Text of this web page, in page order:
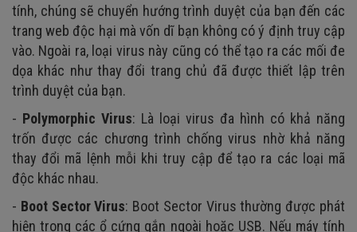
tính, chúng sẽ chuyển hướng trình duyệt của bạn đến các
trang web độc hại mà vốn dĩ bạn không có ý định truy cập
vào. Ngoài ra, loại virus này cũng có thể tạo ra các mối đe
dọa khác như thay đổi trang chủ đã được thiết lập trên
trình duyệt của bạn.
- Polymorphic Virus: Là loại virus đa hình có khả năng
trốn được các chương trình chống virus nhờ khả năng
thay đổi mã lệnh mỗi khi truy cập để tạo ra các loại mã
độc khác nhau.
- Boot Sector Virus: Boot Sector Virus thường được phát
hiện trong các ổ cứng gắn ngoài hoặc USB. Nếu máy tính